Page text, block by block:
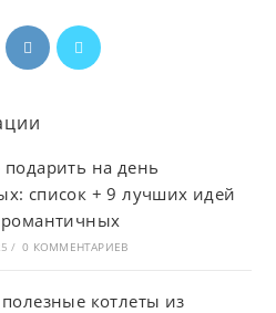
ОткроетсяОткроется
на день
список + 9 лучших идей
/ 0 КОММЕНТАРИЕВ
котлеты из